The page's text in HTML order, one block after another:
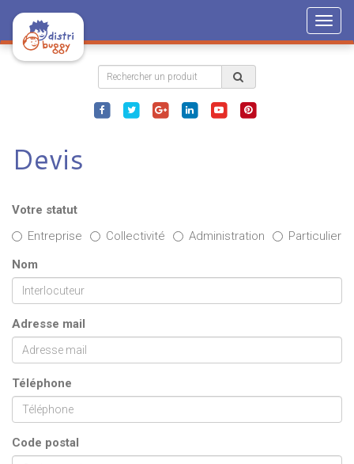
Devis
Votre statut
Entreprise
Collectivité Administration
Particulier
Nom
Adresse mail
Téléphone
Code postal